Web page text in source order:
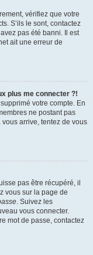
vérifiez que votre
S’ils le sont, contactez
pas été banni. Il est
ait une erreur de
plus me connecter ?!
votre compte. En
ne postant pas
arrive, tentez de vous
pas être récupéré, il
vous sur la page de
. Suivez les
vous connecter.
mot de passe, contactez